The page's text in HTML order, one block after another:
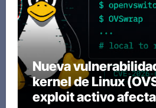
Nueva
kernel de Linux
exploit activo